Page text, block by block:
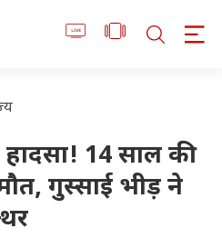
हादसा! 14 साल की
गुस्साई भीड़ ने